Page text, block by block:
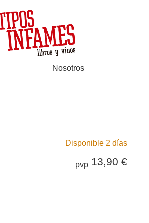
Nosotros
Disponible 2 días
pvp 13,90 €